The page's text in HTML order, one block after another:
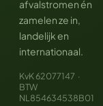
afvalstromen én
zamelen ze in,
landelijk en
internationaal.
KvK 62077147 ·
BTW
NL854634538B01